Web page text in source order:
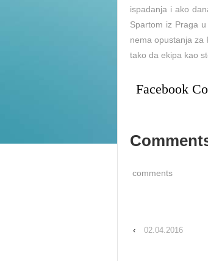
ispadanja i ako
Spartom iz Praga
nema opustanja za
tako da ekipa kao
Facebook
comments
‹ 02.04.2016